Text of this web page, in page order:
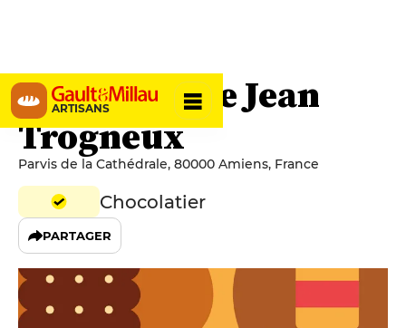
ARTISANS
Chocolaterie Jean
Trogneux
Parvis de la Cathédrale, 80000 Amiens, France
Chocolatier
PARTAGER